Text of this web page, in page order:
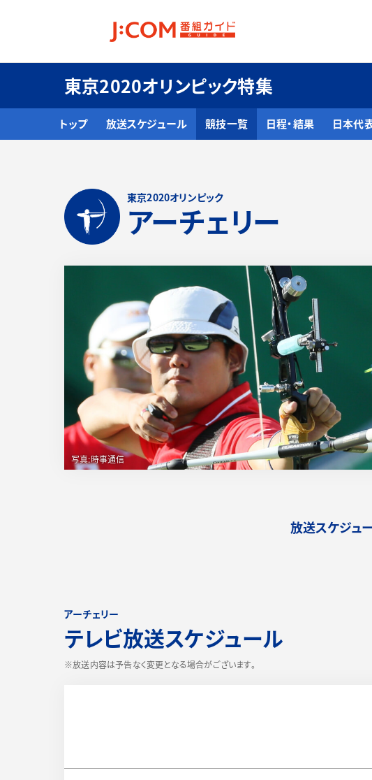
東京2020オリンピック特集
トップ 放送スケジュール 競技一覧 日程・結果 日本代
東京2020オリンピック
アーチェリー
放送スケジュ
アーチェリー
テレビ放送スケジュール
※放送内容は予告なく変更となる場合がございます。